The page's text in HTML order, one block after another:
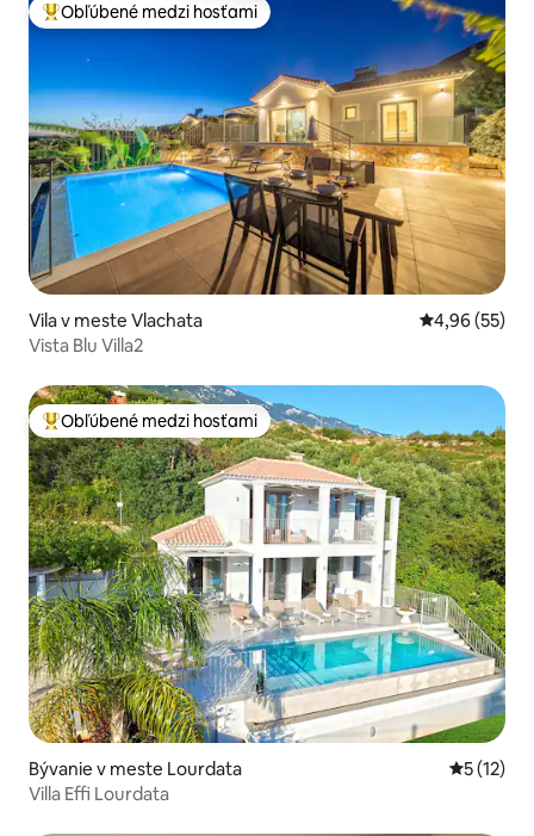
Najobľúbenejšie medzi hosťami
Obľúbené medzi hosťami
Vila v meste Vlachata Priemerné
4,96 (55)
Vista Blu Villa2
Najobľúbenejšie medzi hosťami
Obľúbené medzi hosťami
Bývanie v meste Lourdata
5 (12)
Villa Effi Lourdata